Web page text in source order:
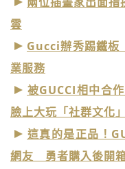
雲
Gucci辦秀踢鐵板
業服務
被GUCCI相中合
臉上大玩「社群文化
這真的是正品！
網友 勇者購入後開